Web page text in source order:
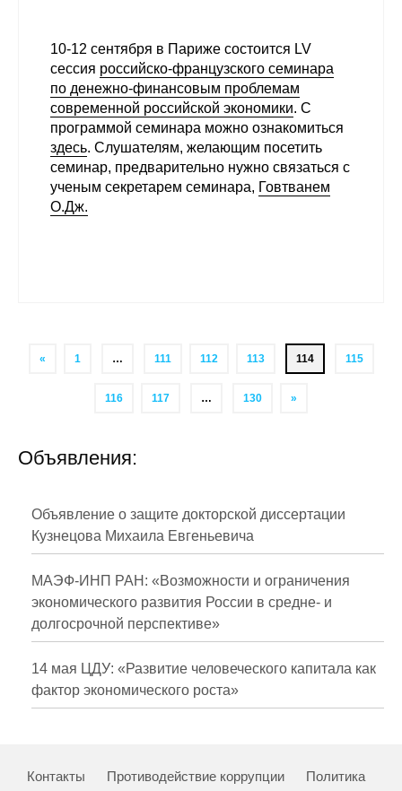
10-12 сентября в Париже состоится LV
сессия российско-французского семинара
по денежно-финансовым проблемам
современной российской экономики. С
программой семинара можно ознакомиться
здесь. Слушателям, желающим посетить
семинар, предварительно нужно связаться с
ученым секретарем семинара, Говтванем
О.Дж.
« 1 … 111 112 113 114 115
116 117 … 130 »
Объявления:
Объявление о защите докторской диссертации
Кузнецова Михаила Евгеньевича
МАЭФ-ИНП РАН: «Возможности и ограничения
экономического развития России в средне- и
долгосрочной перспективе»
14 мая ЦДУ: «Развитие человеческого капитала как
фактор экономического роста»
Контакты Противодействие коррупции
Политика